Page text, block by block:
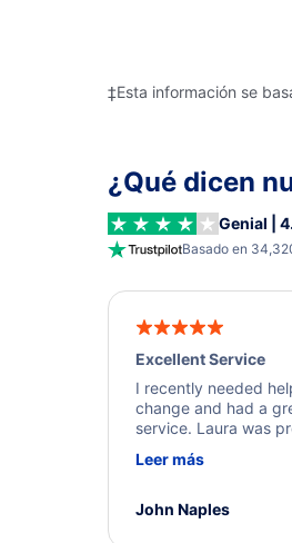
‡Esta información se
¿Qué dicen
Genial |
Basado en
Excellent Service
I recently needed
change and had a
service. Laura was
a solution and kept
Leer más
John Naples